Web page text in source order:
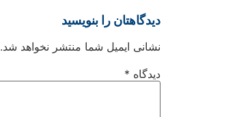
دیدگاهتان را بنویسید
نشانی ایمیل شما منتشر نخواهد شد.
دیدگاه *